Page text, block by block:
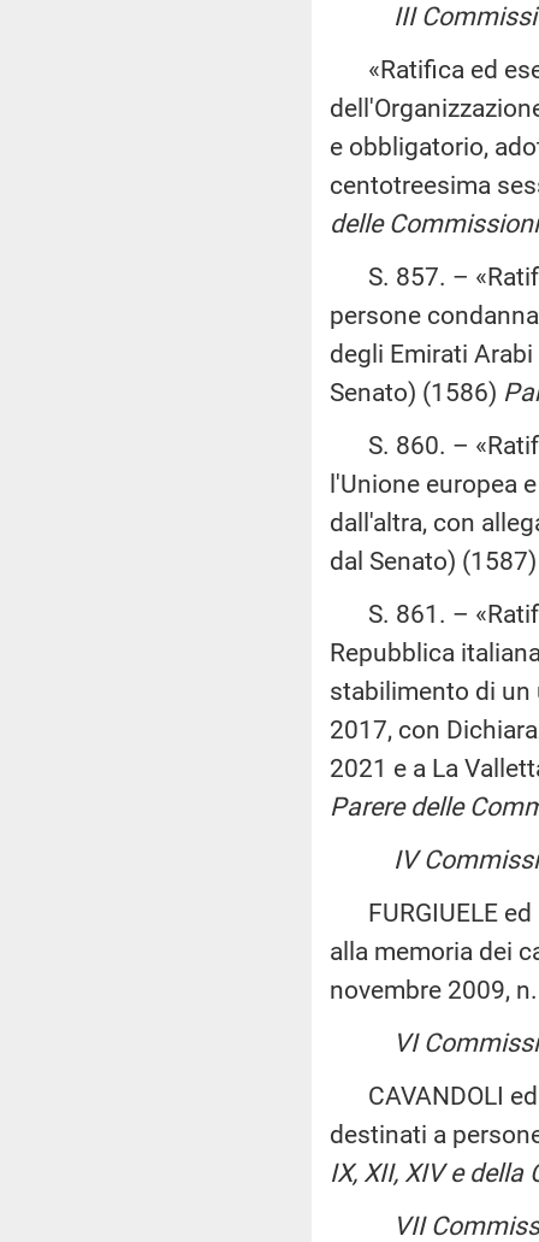
III
«Ratifica ed
e obbligatorio,
centotreesima
delle
S. 857. –
persone
degli Emirati
Senato) (1586)
S. 860. –
l'Unione europea
dall'altra, con
dal Senato)
S. 861. –
Repubblica
stabilimento di un
2017, con
2021 e a La
Parere delle
IV
FURGIUELE ed
alla memoria dei
novembre 2009,
VI
CAVANDOLI ed
destinati a
IX, XII, XIV e
VII